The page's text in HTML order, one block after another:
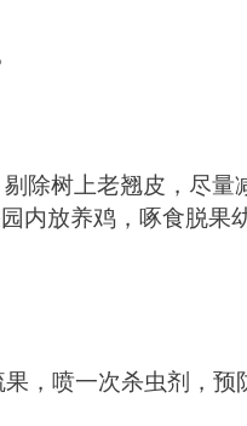
除树上老翘皮，尽量
内放养鸡，啄食脱果
，喷一次杀虫剂，预